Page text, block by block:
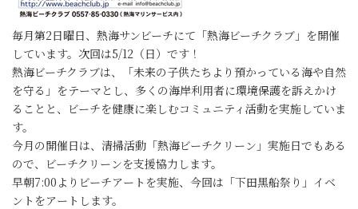
毎月第2日曜日、熱海サンビーチにて「熱海ビーチクラブ」を開催
しています。次回は5/12（日）です！
熱海ビーチクラブは、「未来の子供たちより預かっている海や自然
を守る」をテーマとし、多くの海岸利用者に環境保護を訴えかけ
ることと、ビーチを健康に楽しむコミュニティ活動を実施していま
す。
今月の開催日は、清掃活動「熱海ビーチクリーン」実施日でもある
ので、ビーチクリーンを支援協力します。
早朝7:00よりビーチアートを実施、今回は「下田黒船祭り」イベ
ントをアートします。